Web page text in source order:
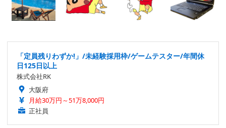
「定員残りわずか!」/未経験採用枠/ゲームテスター/年間休
日125日以上
株式会社RK
大阪府
月給30万円～51万8,000円
正社員